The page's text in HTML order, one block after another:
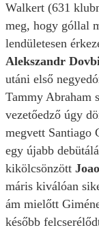
Walkert (631
meg, hogy góllal
lendületesen
Alekszandr
utáni első
Tammy Abraham
vezetőedző úgy
megvett Santiago
egy újabb
kikölcsönzött
máris kiválóan
ám mielőtt
később